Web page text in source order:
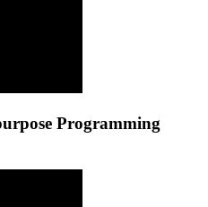
Programming